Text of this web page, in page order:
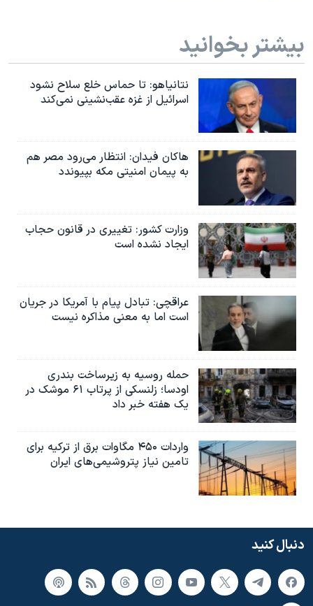
بیشتر بخوانید
نتانیاهو: تا حماس خلع سلاح نشود
اسرائیل از غزه عقب‌نشینی نمی‌کند
هاکان فیدان: انتظار می‌رود مصر هم
به پیمان امنیتی مکه بپیوندد
وزارت کشور: تغییری در قانون حجاب
ایجاد نشده است
عراقچی: تبادل پیام با آمریکا در جریان
است اما به معنی مذاکره نیست
حمله روسیه به زیرساخت بندری
اودسا؛ زلنسکی از پرتاب ۶۱ موشک در
یک هفته خبر داد
واردات ۴۵۰ مگاوات برق از ترکیه برای
تامین نیاز پتروشیمی‌های ایران
دنبال کنید